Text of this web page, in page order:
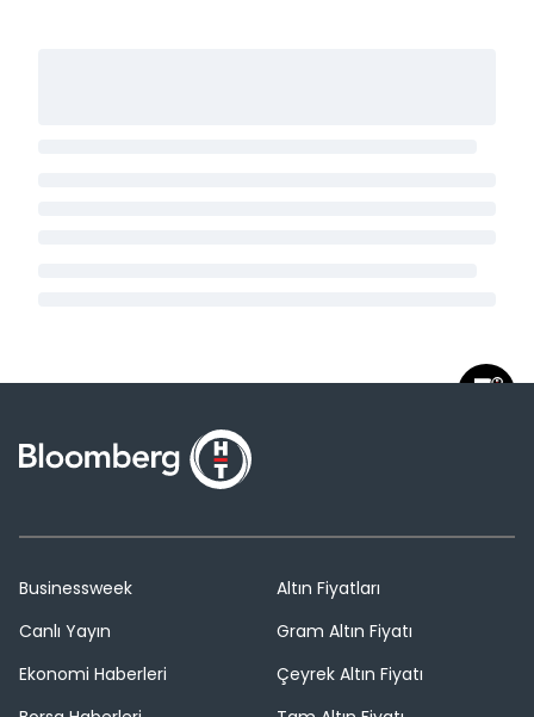
Businessweek
Canlı Yayın
Ekonomi Haberleri
Altın Fiyatları
Gram Altın Fiyatı
Çeyrek Altın Fiyatı